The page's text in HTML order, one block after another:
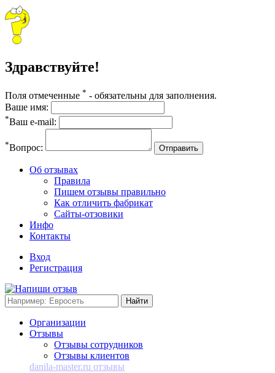
Здравствуйте!
Поля отмеченные * - обязательны для заполнения.
Ваше имя:
*Ваш e-mail:
*Вопрос: Отправить
Об отзывах
Правила
Пишем отзывы правильно
Как отличить фабрикат
Сайты-отзовики
Инфо
Контакты
Вход
Регистрация
Организации
Отзывы
Отзывы сотрудников
Отзывы клиентов
danila-master.ru отзывы